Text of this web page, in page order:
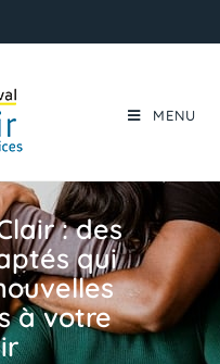
MENU
: des
qui
à votre